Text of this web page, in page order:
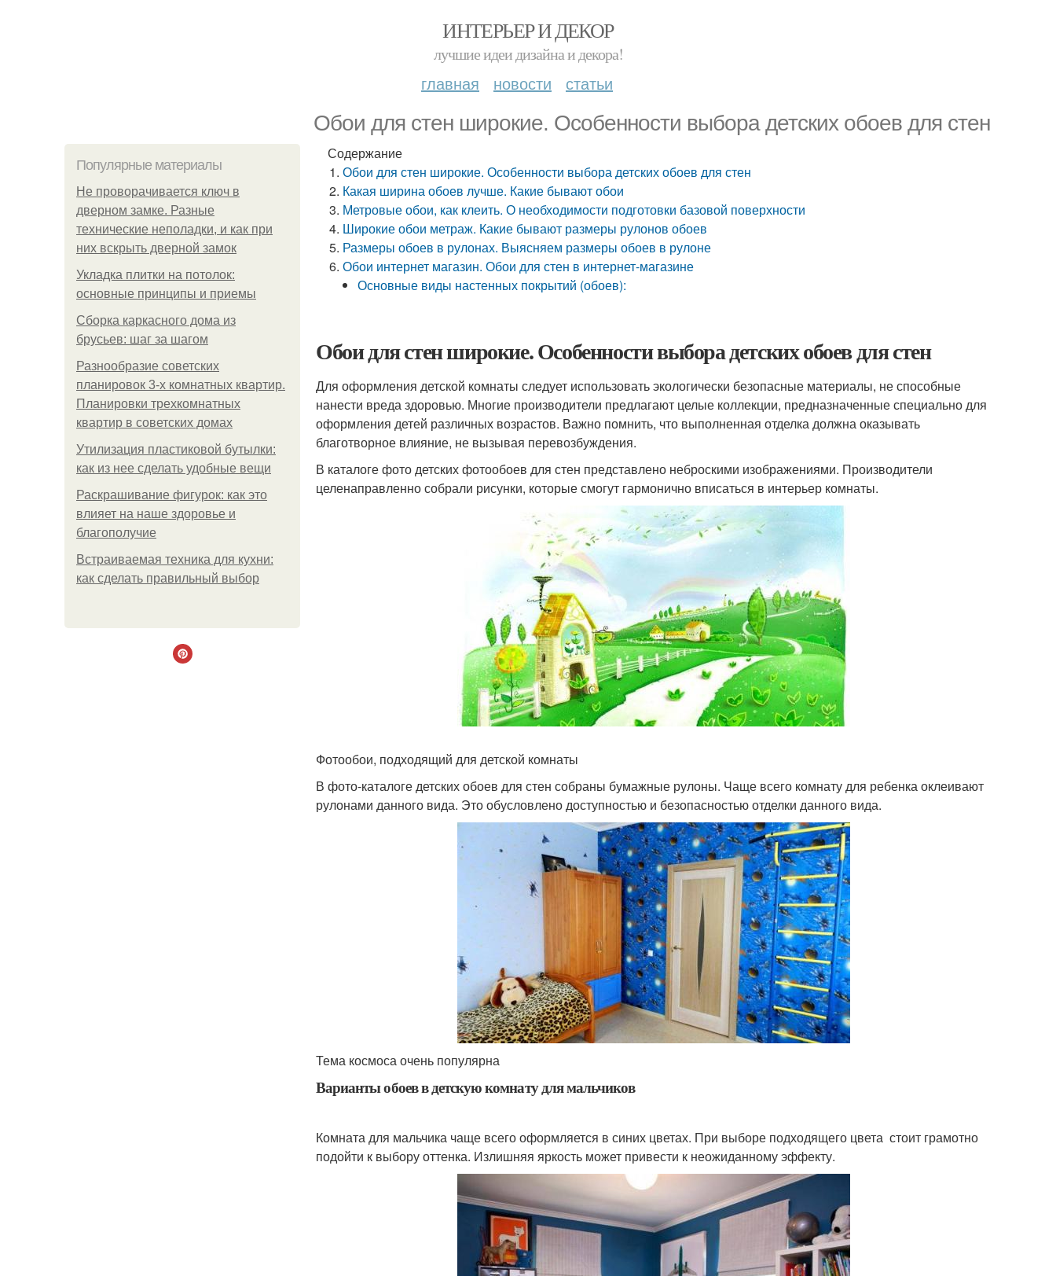
ИНТЕРЬЕР И ДЕКОР
лучшие идеи дизайна и декора!
главная новости статьи
Обои для стен широкие. Особенности выбора детских обоев для стен
Популярные материалы
Не проворачивается ключ в
дверном замке. Разные
технические неполадки, и как при
них вскрыть дверной замок
Укладка плитки на потолок:
основные принципы и приемы
Сборка каркасного дома из
брусьев: шаг за шагом
Разнообразие советских
планировок 3-х комнатных квартир.
Планировки трехкомнатных
квартир в советских домах
Утилизация пластиковой бутылки:
как из нее сделать удобные вещи
Раскрашивание фигурок: как это
влияет на наше здоровье и
благополучие
Встраиваемая техника для кухни:
как сделать правильный выбор
Содержание
Обои для стен широкие. Особенности выбора детских обоев для стен
Какая ширина обоев лучше. Какие бывают обои
Метровые обои, как клеить. О необходимости подготовки базовой поверхности
Широкие обои метраж. Какие бывают размеры рулонов обоев
Размеры обоев в рулонах. Выясняем размеры обоев в рулоне
Обои интернет магазин. Обои для стен в интернет-магазине
Основные виды настенных покрытий (обоев):
Обои для стен широкие. Особенности выбора детских обоев для стен
Для оформления детской комнаты следует использовать экологически безопасные материалы, не способные
нанести вреда здоровью. Многие производители предлагают целые коллекции, предназначенные специально для
оформления детей различных возрастов. Важно помнить, что выполненная отделка должна оказывать
благотворное влияние, не вызывая перевозбуждения.
В каталоге фото детских фотообоев для стен представлено неброскими изображениями. Производители
целенаправленно собрали рисунки, которые смогут гармонично вписаться в интерьер комнаты.
Фотообои, подходящий для детской комнаты
В фото-каталоге детских обоев для стен собраны бумажные рулоны. Чаще всего комнату для ребенка оклеивают
рулонами данного вида. Это обусловлено доступностью и безопасностью отделки данного вида.
Тема космоса очень популярна
Варианты обоев в детскую комнату для мальчиков
Комната для мальчика чаще всего оформляется в синих цветах. При выборе подходящего цвета стоит грамотно
подойти к выбору оттенка. Излишняя яркость может привести к неожиданному эффекту.